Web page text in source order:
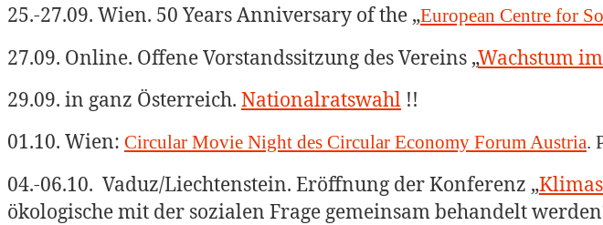
25.-27.09. Wien. 50 Years Anniversary of the „European Centre for
27.09. Online. Offene Vorstandssitzung des Vereins „Wachstum
29.09. in ganz Österreich. Nationalratswahl !!
01.10. Wien: Circular Movie Night des Circular Economy Forum Austria.
04.-06.10. Vaduz/Liechtenstein. Eröffnung der Konferenz „
ökologische mit der sozialen Frage gemeinsam behandelt